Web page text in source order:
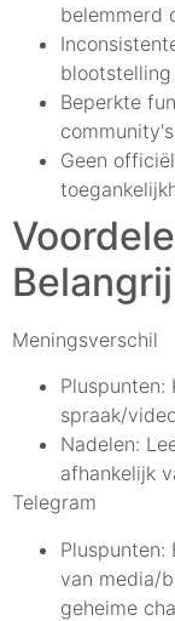
belemmerd
Beperkte
Geen
Meningsverschil
Pluspunten:
spraak/
Nadelen:
afhankelijk
Telegram
Pluspunten:
van media/
geheime